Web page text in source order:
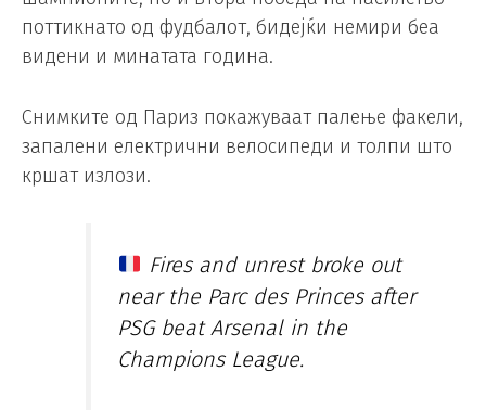
поттикнато од фудбалот, бидејќи немири беа
видени и минатата година.
Снимките од Париз покажуваат палење факели,
запалени електрични велосипеди и толпи што
кршат излози.
Fires and unrest broke out
near the Parc des Princes after
PSG beat Arsenal in the
Champions League.